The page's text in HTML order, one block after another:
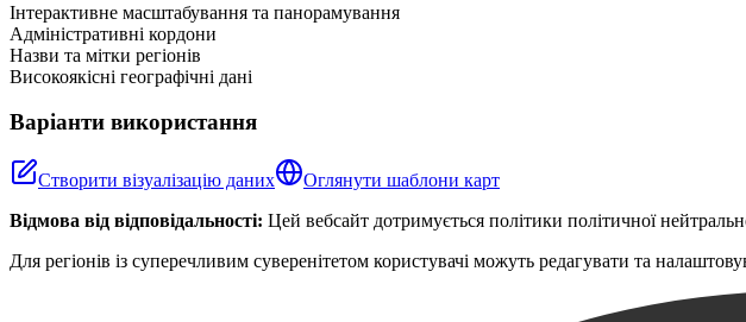
Інтерактивне масштабування та панорамування
Адміністративні кордони
Назви та мітки регіонів
Високоякісні географічні дані
Варіанти використання
Створити візуалізацію даних
Оглянути шаблони карт
Відмова від відповідальності: Цей вебсайт дотримується політики політичної
Для регіонів із суперечливим суверенітетом користувачі можуть редагувати та